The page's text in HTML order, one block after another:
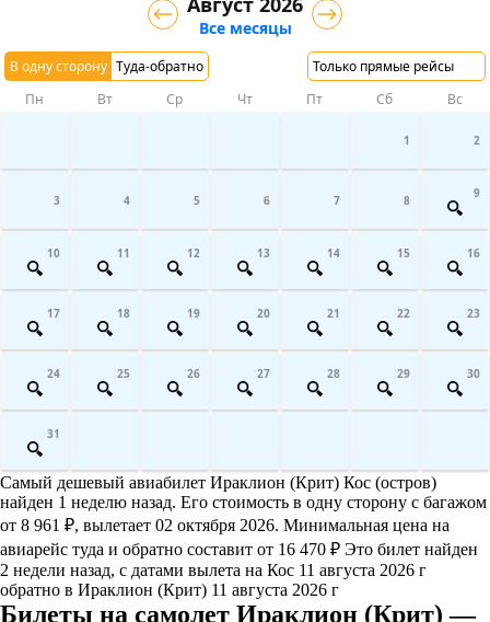
В одну сторону Туда-обратно Только прямые рейсы
Все месяцы
Пн Вт Ср Чт Пт Сб Вс
1 2
3 4 5 6 7 8 9
10 11 12 13 14 15 16
17 18 19 20 21 22 23
24 25 26 27 28 29 30
31
Самый дешевый авиабилет Ираклион (Крит) Кос (остров)
найден 1 неделю назад. Его стоимость в одну сторону с багажом
от 8 961 ₽, вылетает 02 октября 2026. Минимальная цена на
авиарейс туда и обратно составит от 16 470 ₽ Это билет найден
2 недели назад, с датами вылета на Кос 11 августа 2026 г
обратно в Ираклион (Крит) 11 августа 2026 г
Билеты на самолет Ираклион (Крит) —